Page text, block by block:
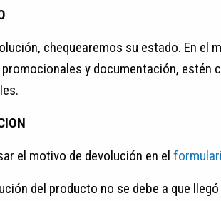
chequearemos su estado. En
y documentación, estén
el motivo de devolución en el
del producto no se debe a que